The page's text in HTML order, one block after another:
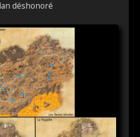
déshonoré